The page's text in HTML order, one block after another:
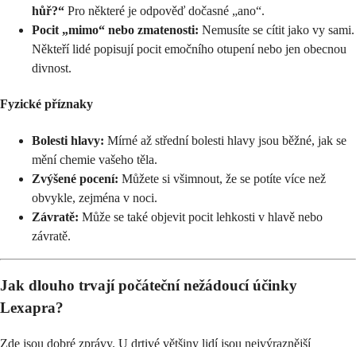
hůř?“ Pro některé je odpověď dočasné „ano“.
Pocit „mimo“ nebo zmatenosti: Nemusíte se cítit jako vy sami.
Někteří lidé popisují pocit emočního otupení nebo jen obecnou
divnost.
Fyzické příznaky
Bolesti hlavy: Mírné až střední bolesti hlavy jsou běžné, jak se
mění chemie vašeho těla.
Zvýšené pocení: Můžete si všimnout, že se potíte více než
obvykle, zejména v noci.
Závratě: Může se také objevit pocit lehkosti v hlavě nebo
závratě.
Jak dlouho trvají počáteční nežádoucí účinky
Lexapra?
Zde jsou dobré zprávy. U drtivé většiny lidí jsou nejvýraznější